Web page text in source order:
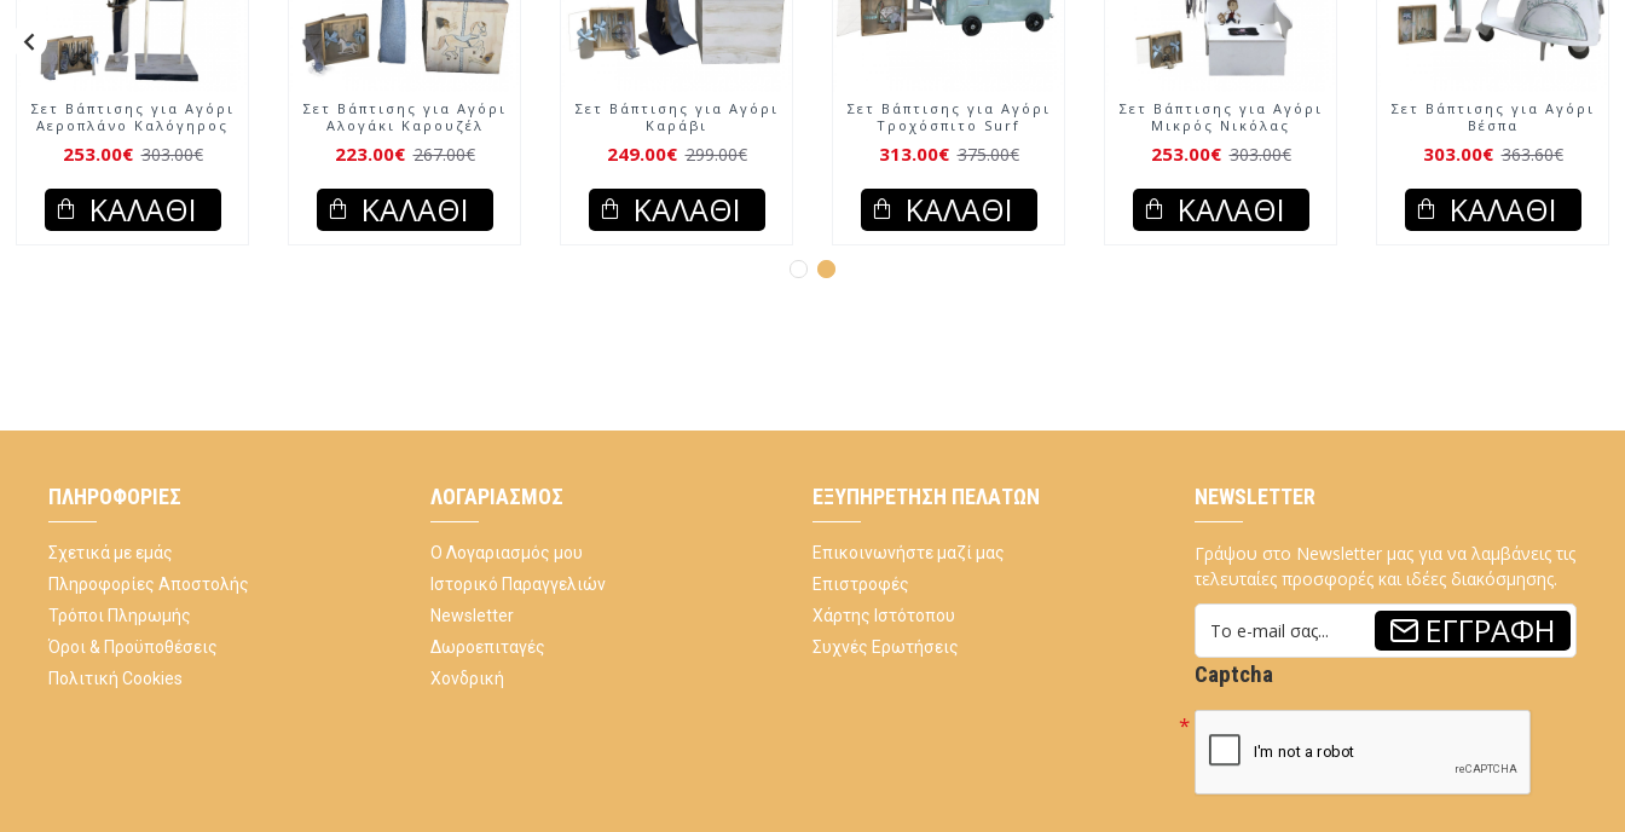
Σετ Βάπτισης για Αγόρι
Αεροπλάνο Καλόγηρος
253.00€ 303.00€
ΚΑΛΆΘΙ
Σετ Βάπτισης για Αγόρι
Αλογάκι Καρουζέλ
223.00€ 267.00€
ΚΑΛΆΘΙ
Σετ Βάπτισης για Αγόρι
Καράβι
249.00€ 299.00€
ΚΑΛΆΘΙ
Σετ Βάπτισης για Αγόρι
Τροχόσπιτο Surf
313.00€ 375.00€
ΚΑΛΆΘΙ
Σετ Βάπτισης για Αγόρι
Μικρός Νικόλας
253.00€ 303.00€
ΚΑΛΆΘΙ
Σετ Βάπτισης για Αγόρι
Βέσπα
303.00€ 363.60€
ΚΑΛΆΘΙ
ΠΛΗΡΟΦΟΡΊΕΣ
Σχετικά με εμάς
Πληροφορίες Αποστολής
Τρόποι Πληρωμής
Όροι & Προϋποθέσεις
Πολιτική Cookies
ΛΟΓΑΡΙΑΣΜΌΣ
Ο Λογαριασμός μου
Ιστορικό Παραγγελιών
Newsletter
Δωροεπιταγές
Χονδρική
ΕΞΥΠΗΡΈΤΗΣΗ ΠΕΛΑΤΏΝ
Επικοινωνήστε μαζί μας
Επιστροφές
Χάρτης Ιστότοπου
Συχνές Ερωτήσεις
NEWSLETTER
Γράψου στο Newsletter μας για να λαμβάνεις τις
τελευταίες προσφορές και ιδέες διακόσμησης.
ΕΓΓΡΑΦΉ
Captcha